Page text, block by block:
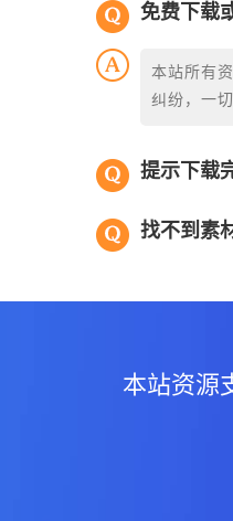
免费下载
本站所有
纠纷，一
提示下载
找不到素
本站资源